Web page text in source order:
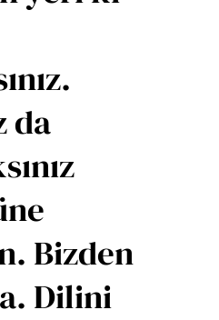
da
Bizden
Dilini